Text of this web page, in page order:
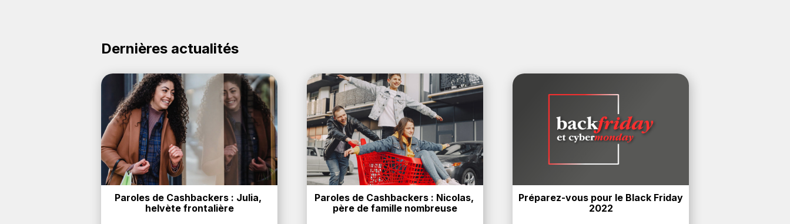
Dernières actualités
Paroles de Cashbackers : Julia,
helvète frontalière
Paroles de Cashbackers : Nicolas,
père de famille nombreuse
Préparez-vous pour le Black Friday
2022